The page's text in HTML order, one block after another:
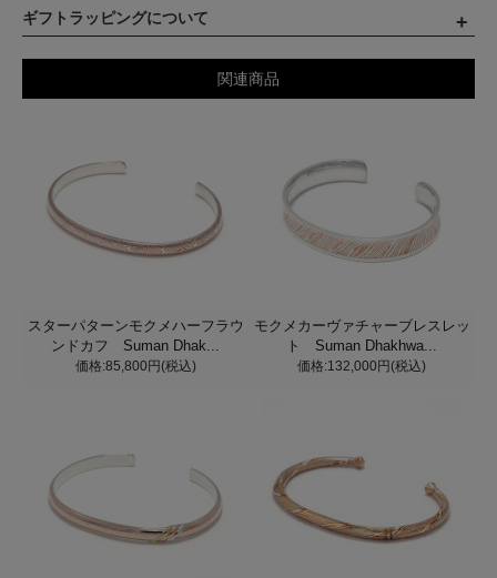
ギフトラッピングについて
関連商品
スターパターンモクメハーフラウ
ンドカフ Suman Dhak...
価格:85,800円(税込)
モクメカーヴァチャーブレスレッ
ト Suman Dhakhwa...
価格:132,000円(税込)